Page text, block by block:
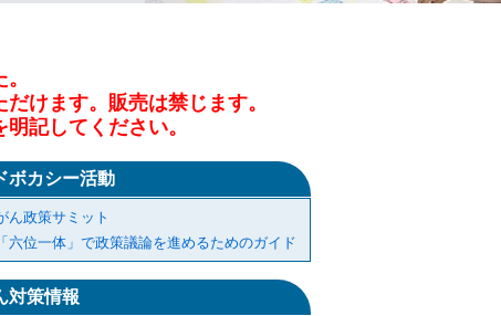
けます。販売は禁じます。
記してください。
ボカシー活動
ん政策サミット
「六位一体」で政策議論を進めるためのガイド
対策情報